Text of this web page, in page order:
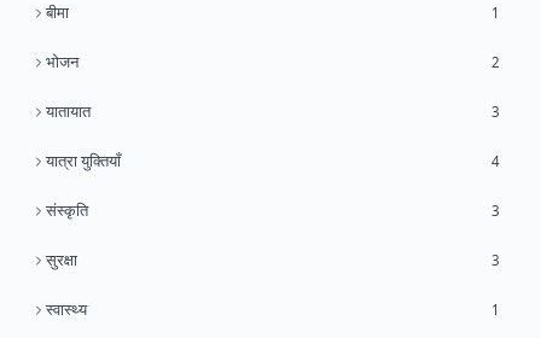
बीमा 1
भोजन 2
यातायात 3
यात्रा युक्तियाँ 4
संस्कृति 3
सुरक्षा 3
स्वास्थ्य 1